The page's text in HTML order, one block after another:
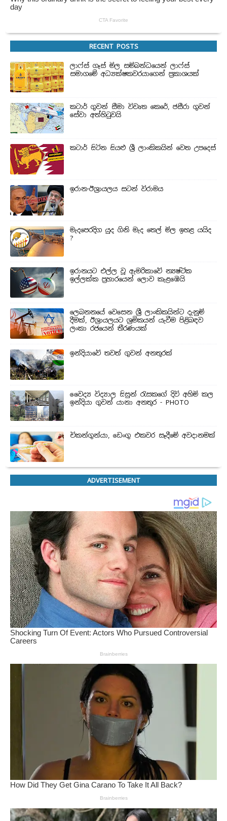
RECENT POSTS
ලාෆ්ස් ගෑස් මිල සම්බන්ධයෙන් ලාෆ්ස්
සමාගමේ අධ්‍යක්ෂකවරයාගෙන් ප්‍රකාශයක්
කටාර් ගුවන් සීමා විවෘත කෙරේ, ජසීරා ගුවන්
සේවා අත්හි‍ටුවයි
කටාර් සිටින සියළු ශ්‍රී ලාංකිකයින් වෙත උපදෙස්
ඉරාන-ඊශ්‍රායලය සටන් විරාමය
මැදපෙරදිග යුද ගිනි මැද තෙල් මිල ඉහළ යයිද
?
ඉරානයට එල්ල වූ ඇමරිකාවේ න්‍යෂ්ටික
ඉල්ලක්ක ප්‍රහාරයෙන් ලොව කැළඹෙයි
ලෙබනනයේ වෙසෙන ශ්‍රී ලාංකිකයින්ට දැනුම්
දීමක්, ඊශ්‍රායලයට ශ්‍රමිකයන් යැවීම පිළිබඳව
ලංකා රජයෙන් තීරණයක්
ඉන්දියාවේ තවත් ගුවන් අනතුරක්
වෛද්‍ය විද්‍යාල සිසුන් ‍රැසකගේ දිවි අහිමි කල
ඉන්දියා ගුවන් යානා අනතුර - PHOTO
චිකන්ගුන්යා, ඩෙංගු එකවර සෑදීමේ අවදානමක්
ADVERTISEMENT